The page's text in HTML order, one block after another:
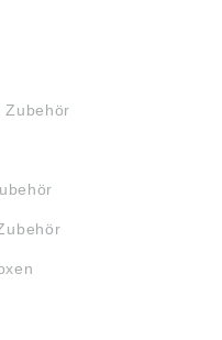
Zubehör